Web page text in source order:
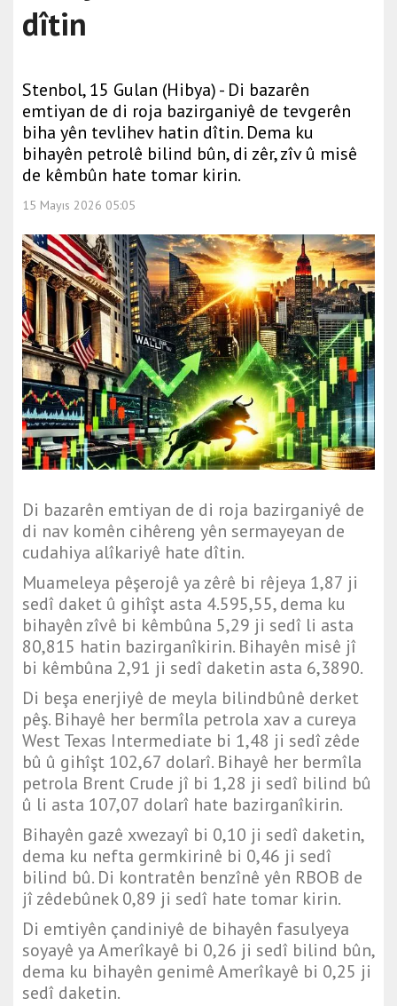
dîtin
Stenbol, 15 Gulan (Hibya) - Di bazarên
emtiyan de di roja bazirganiyê de tevgerên
biha yên tevlihev hatin dîtin. Dema ku
bihayên petrolê bilind bûn, di zêr, zîv û misê
de kêmbûn hate tomar kirin.
15 Mayıs 2026 05:05
Di bazarên emtiyan de di roja bazirganiyê de
di nav komên cihêreng yên sermayeyan de
cudahiya alîkariyê hate dîtin.
Muameleya pêşerojê ya zêrê bi rêjeya 1,87 ji
sedî daket û gihîşt asta 4.595,55, dema ku
bihayên zîvê bi kêmbûna 5,29 ji sedî li asta
80,815 hatin bazirganîkirin. Bihayên misê jî
bi kêmbûna 2,91 ji sedî daketin asta 6,3890.
Di beşa enerjiyê de meyla bilindbûnê derket
pêş. Bihayê her bermîla petrola xav a cureya
West Texas Intermediate bi 1,48 ji sedî zêde
bû û gihîşt 102,67 dolarî. Bihayê her bermîla
petrola Brent Crude jî bi 1,28 ji sedî bilind bû
û li asta 107,07 dolarî hate bazirganîkirin.
Bihayên gazê xwezayî bi 0,10 ji sedî daketin,
dema ku nefta germkirinê bi 0,46 ji sedî
bilind bû. Di kontratên benzînê yên RBOB de
jî zêdebûnek 0,89 ji sedî hate tomar kirin.
Di emtiyên çandiniyê de bihayên fasulyeya
soyayê ya Amerîkayê bi 0,26 ji sedî bilind bûn,
dema ku bihayên genimê Amerîkayê bi 0,25 ji
sedî daketin.